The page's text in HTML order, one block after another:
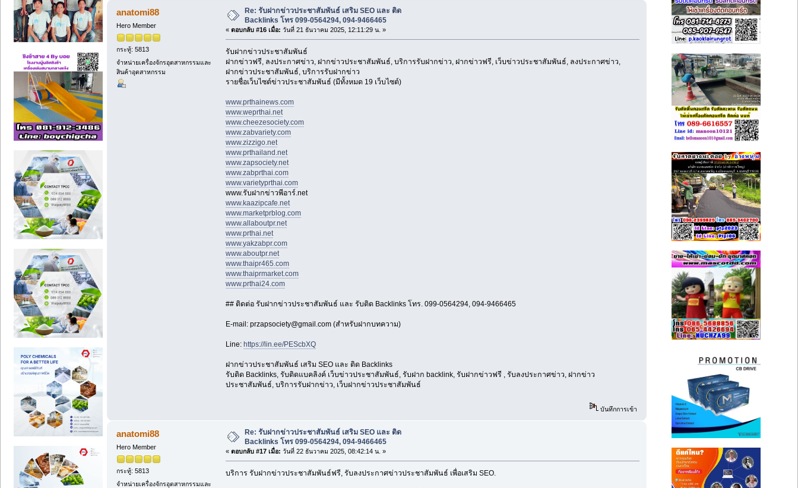
anatomi88
Hero Member
กระทู้: 5813
จำหน่ายเครื่องจักรอุตสาหกรรมและ
สินค้าอุตสาหกรรม
Re: รับฝากข่าวประชาสัมพันธ์ เสริม SEO และ ติด
Backlinks โทร 099-0564294, 094-9466465
« ตอบกลับ #16 เมื่อ: วันที่ 21 ธันวาคม 2025, 12:11:29 น. »
รับฝากข่าวประชาสัมพันธ์
ฝากข่าวฟรี, ลงประกาศข่าว, ฝากข่าวประชาสัมพันธ์, บริการรับฝากข่าว, ฝากข่าวฟรี, เว็บข่าวประชาสัมพันธ์, ลงประกาศข่าว,
ฝากข่าวประชาสัมพันธ์, บริการรับฝากข่าว
รายชื่อเว็บไซต์ข่าวประชาสัมพันธ์ (มีทั้งหมด 19 เว็บไซต์)
www.prthainews.com
www.weprthai.net
www.cheezesociety.com
www.zabvariety.com
www.zizzigo.net
www.prthailand.net
www.zapsociety.net
www.zabprthai.com
www.varietyprthai.com
www.รับฝากข่าวพีอาร์.net
www.kaazipcafe.net
www.marketprblog.com
www.allaboutpr.net
www.prthai.net
www.yakzabpr.com
www.aboutpr.net
www.thaipr465.com
www.thaiprmarket.com
www.prthai24.com
## ติดต่อ รับฝากข่าวประชาสัมพันธ์ และ รับติด Backlinks โทร. 099-0564294, 094-9466465
E-mail: przapsociety@gmail.com (สำหรับฝากบทความ)
Line: https://lin.ee/PEScbXQ
ฝากข่าวประชาสัมพันธ์ เสริม SEO และ ติด Backlinks
รับติด Backlinks, รับติดแบคลิงค์ เว็บข่าวประชาสัมพันธ์, รับฝาก backlink, รับฝากข่าวฟรี , รับลงประกาศข่าว, ฝากข่าว
ประชาสัมพันธ์, บริการรับฝากข่าว, เว็บฝากข่าวประชาสัมพันธ์
บันทึกการเข้า
anatomi88
Hero Member
กระทู้: 5813
จำหน่ายเครื่องจักรอุตสาหกรรมและ
Re: รับฝากข่าวประชาสัมพันธ์ เสริม SEO และ ติด
Backlinks โทร 099-0564294, 094-9466465
« ตอบกลับ #17 เมื่อ: วันที่ 22 ธันวาคม 2025, 08:42:14 น. »
บริการ รับฝากข่าวประชาสัมพันธ์ฟรี, รับลงประกาศข่าวประชาสัมพันธ์ เพื่อเสริม SEO.